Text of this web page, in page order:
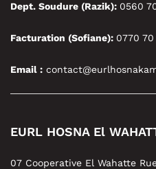
Dept. Soudure (Razik): 0560
Facturation (Sofiane): 0770
Email :
EURL HOSNA El
07 Cooperative El Wahatte